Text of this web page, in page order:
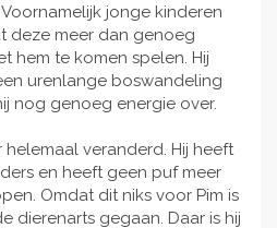
jonge kinderen
deze meer dan genoeg
hem te komen spelen. Hij
urenlange boswandeling
nog genoeg energie over.
helemaal veranderd. Hij heeft
en heeft geen puf meer
Omdat dit niks voor Pim is
dierenarts gegaan. Daar is hij